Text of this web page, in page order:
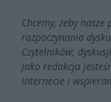
Chcemy, żeby
rozpoczynania
Czytelników;
Jako redakcja
Internecie i